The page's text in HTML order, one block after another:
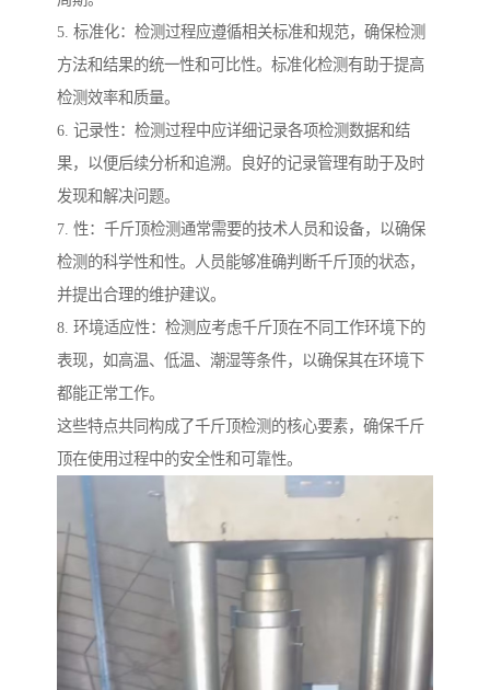
5. 标准化：检测过程应遵循相关标准和规范，确保检测
方法和结果的统一性和可比性。标准化检测有助于提高
检测效率和质量。
6. 记录性：检测过程中应详细记录各项检测数据和结
果，以便后续分析和追溯。良好的记录管理有助于及时
发现和解决问题。
7. 性：千斤顶检测通常需要的技术人员和设备，以确保
检测的科学性和性。人员能够准确判断千斤顶的状态，
并提出合理的维护建议。
8. 环境适应性：检测应考虑千斤顶在不同工作环境下的
表现，如高温、低温、潮湿等条件，以确保其在环境下
都能正常工作。
这些特点共同构成了千斤顶检测的核心要素，确保千斤
顶在使用过程中的安全性和可靠性。